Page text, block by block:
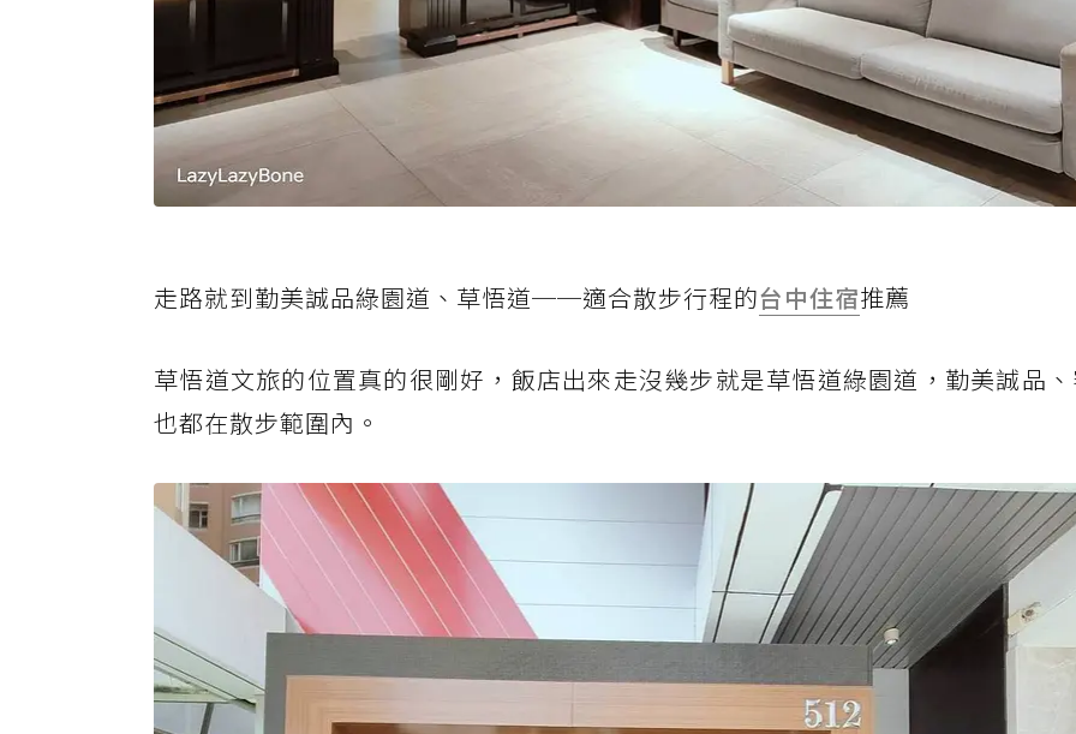
走路就到勤美誠品綠園道、草悟道──適合散步行程的台中住宿推薦
草悟道文旅的位置真的很剛好，飯店出來走沒幾步就是草悟道綠園道，勤美誠品
也都在散步範圍內。